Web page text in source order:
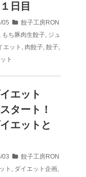
日目
餃子工房RON
, もち豚肉生餃子, ジュ
エット , 肉餃子, 餃子,
ト
エット
タート！
エットと
餃子工房RON
ト , ダイエット企画,